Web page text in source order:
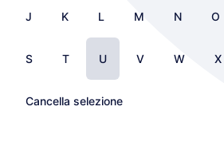
J K L M N O
S T U V W X
Cancella selezione